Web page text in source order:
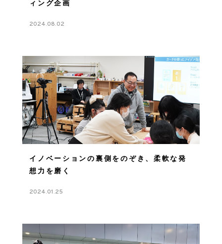
ィング企画
2024.08.02
イノベーションの裏側をのぞき、柔軟な発
想力を磨く
2024.01.25